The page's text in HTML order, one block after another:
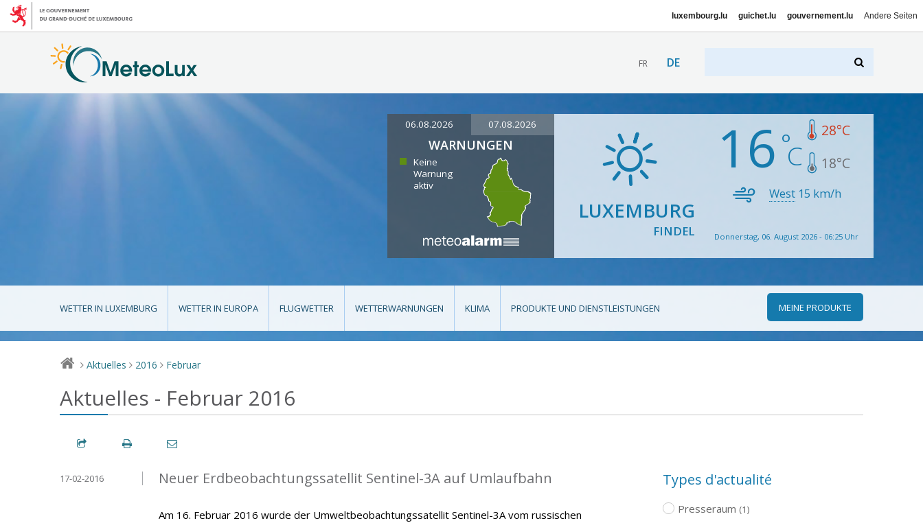
luxembourg.lu guichet.lu gouvernement.lu Andere Seiten
FR DE
06.08.2026 07.08.2026
WARNUNGEN
Keine
Warnung
aktiv
LUXEMBURG
FINDEL
16 28°C
18°C
West 15 km/h
Donnerstag, 06. August 2026 - 06:25 Uhr
WETTER IN LUXEMBURG WETTER IN EUROPA FLUGWETTER WETTERWARNUNGEN KLIMA PRODUKTE UND DIENSTLEISTUNGEN MEINE PRODUKTE
> Aktuelles > 2016 > Februar
Aktuelles - Februar 2016
Neuer Erdbeobachtungssatellit Sentinel-3A auf Umlaufbahn
17-02-2016
Am 16. Februar 2016 wurde der Umweltbeobachtungssatellit Sentinel-3A vom russischen
Types d'actualité
Presseraum (1)